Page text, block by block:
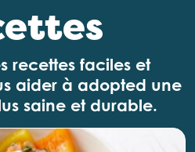
recettes faciles et
aider à adopted une
saine et durable.